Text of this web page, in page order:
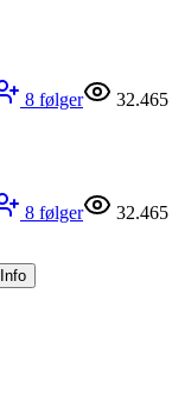
8 følger 32.465
8 følger 32.465
Info